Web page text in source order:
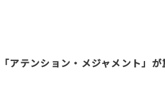
アテンション・メジャメント」